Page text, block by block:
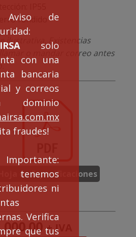
de
solo
con una
bancaria
y correos
dominio
fraudes!
tenemos
ni
Verifica
que tus
IP55
fundido
ilustrativa. Existencias
o mandar correo antes
Hoja de Especificaciones
+ IVA